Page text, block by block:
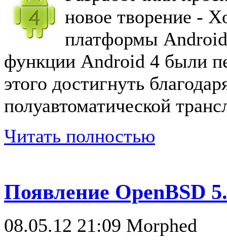
новое творение -
платформы
функции Android 4 были
этого достигнуть
полуавтоматической
Читать полностью
Появление OpenBSD
08.05.12 21:09 Morphed